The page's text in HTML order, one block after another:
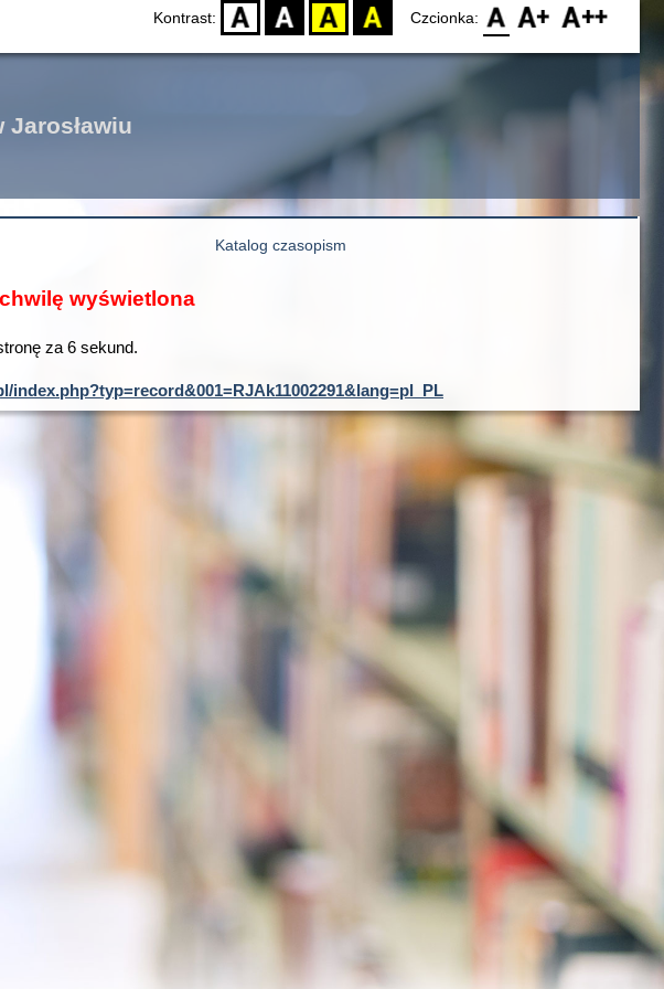
Kontrast: D BW YB BY Czcionka: F0 F1 F2
Jarosławiu
Katalog czasopism
wyświetlona
za 6sekund.
index.php?typ=record&001=RJAk11002291&lang=pl_PL